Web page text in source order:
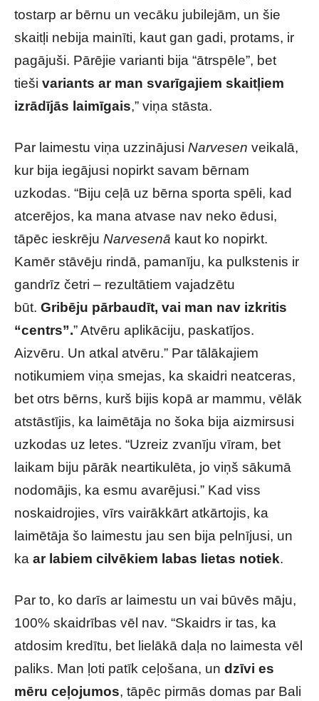
tostarp ar bērnu un vecāku jubilejām, un šie
skaitļi nebija mainīti, kaut gan gadi, protams, ir
pagājuši. Pārējie varianti bija “ātrspēle”, bet
tieši variants ar man svarīgajiem skaitļiem
izrādījās laimīgais,” viņa stāsta.
Par laimestu viņa uzzinājusi Narvesen veikalā,
kur bija iegājusi nopirkt savam bērnam
uzkodas. “Biju ceļā uz bērna sporta spēli, kad
atcerējos, ka mana atvase nav neko ēdusi,
tāpēc ieskrēju Narvesenā kaut ko nopirkt.
Kamēr stāvēju rindā, pamanīju, ka pulkstenis ir
gandrīz četri – rezultātiem vajadzētu
būt. Gribēju pārbaudīt, vai man nav izkritis
“centrs”.” Atvēru aplikāciju, paskatījos.
Aizvēru. Un atkal atvēru.” Par tālākajiem
notikumiem viņa smejas, ka skaidri neatceras,
bet otrs bērns, kurš bijis kopā ar mammu, vēlāk
atstāstījis, ka laimētāja no šoka bija aizmirsusi
uzkodas uz letes. “Uzreiz zvanīju vīram, bet
laikam biju pārāk neartikulēta, jo viņš sākumā
nodomājis, ka esmu avarējusi.” Kad viss
noskaidrojies, vīrs vairākkārt atkārtojis, ka
laimētāja šo laimestu jau sen bija pelnījusi, un
ka ar labiem cilvēkiem labas lietas notiek.
Par to, ko darīs ar laimestu un vai būvēs māju,
100% skaidrības vēl nav. “Skaidrs ir tas, ka
atdosim kredītu, bet lielākā daļa no laimesta vēl
paliks. Man ļoti patīk ceļošana, un dzīvi es
mēru ceļojumos, tāpēc pirmās domas par Bali